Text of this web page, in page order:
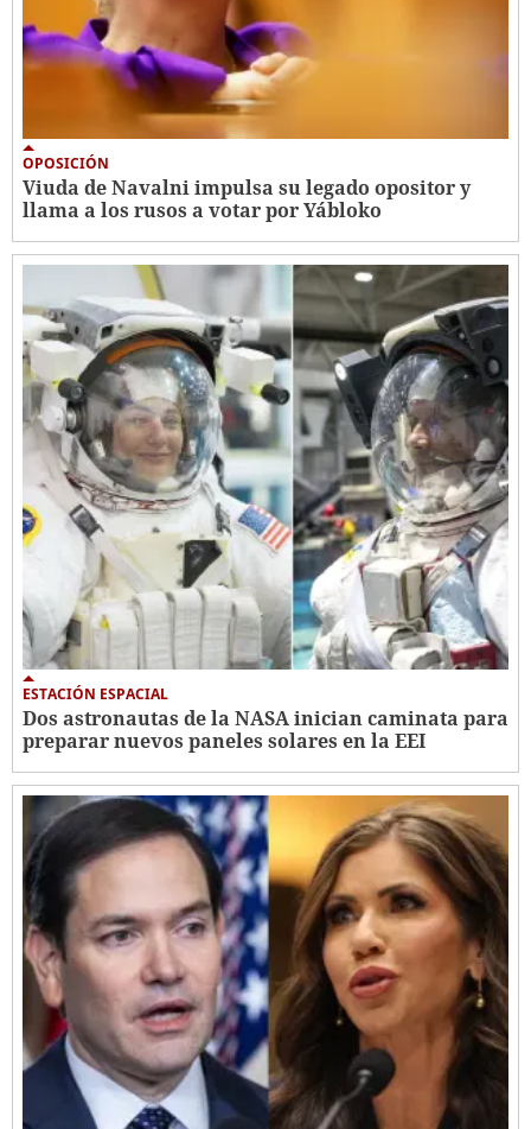
OPOSICIÓN
Viuda de Navalni impulsa su legado opositor y
llama a los rusos a votar por Yábloko
ESTACIÓN ESPACIAL
Dos astronautas de la NASA inician caminata para
preparar nuevos paneles solares en la EEI